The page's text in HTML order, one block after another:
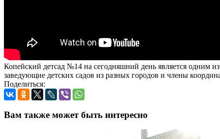
Копейский детсад №14 на сегодняшний день является одним
заведующие детских садов из разных городов и члены
Поделиться:
Вам также может быть интересно